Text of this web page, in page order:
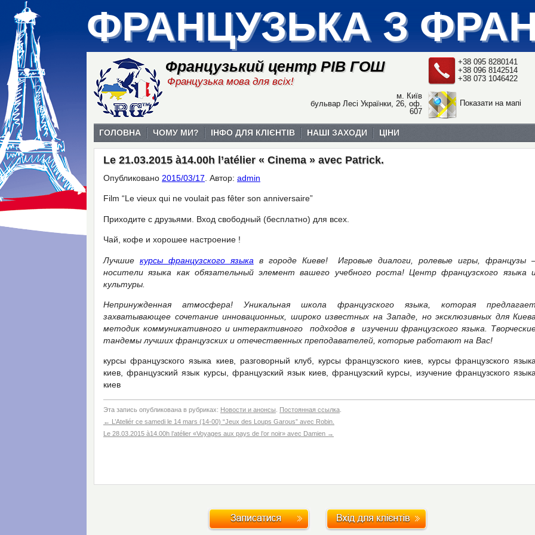
ФРАНЦУЗЬКА З
Французький центр РІВ ГОШ
Французька мова для всіх!
+38 095 8280141
+38 096 8142514
+38 073 1046422
Показати на мапі
м. Київ
бульвар Лесі Українки, 26, оф.
607
ГОЛОВНА ЧОМУ МИ? ІНФО ДЛЯ КЛІЄНТІВ НАШІ ЗАХОДИ ЦІНИ
Le 21.03.2015 à14.00h l’atélier « Cinema » avec Patrick.
Опубликовано 2015/03/17 Автор: admin
Film “Le vieux qui ne voulait pas fêter son anniversaire”
Приходите с друзьями. Вход свободный (бесплатно) для всех.
Чай, кофе и хорошее настроение !
Лучшие курсы французского языка в городе Киеве! Игровые диалоги, ролевые игры, французы
носители языка как обязательный элемент вашего учебного роста! Центр французского языка
культуры.
Непринужденная атмосфера! Уникальная школа французского языка, которая предлагает
захватывающее сочетание инновационных, широко известных на Западе, но эксклюзивных для Киева
методик коммуникативного и интерактивного подходов в изучении французского языка.
тандемы лучших французских и отечественных преподавателей, которые работают на Вас!
курсы французского языка киев, разговорный клуб, курсы французского киев, курсы французского
киев, французский язык курсы, французский язык киев, французский курсы, изучение французского
киев
Эта запись опубликована в рубриках: Новости и анонсы Постоянная ссылка
← L’Ateliér ce samedi le 14 mars (14-00) “Jeux des Loups Garous” avec Robin.
Le 28.03.2015 à14.00h l’atélier «Voyages aux pays de l’or noir» avec Damien →